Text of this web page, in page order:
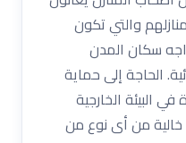
والتي تكون
سكان المدن
الحاجة إلى حماية
البيئة الخارجية
خالية من أى نوع من